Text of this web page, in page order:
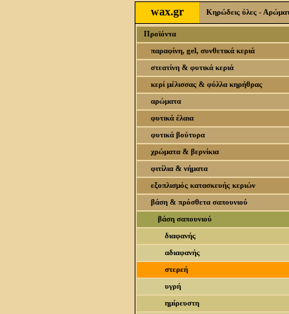
wax.gr Κηρώδεις ύλες -
Προϊόντα
παραφίνη, gel, συνθετικά κεριά
στεατίνη & φυτικά κεριά
κερί μέλισσας & φύλλα κηρήθρας
αρώματα
φυτικά έλαια
φυτικά βούτυρα
χρώματα & βερνίκια
φιτίλια & νήματα
εξοπλισμός κατασκευής κεριών
βάση & πρόσθετα σαπουνιού
βάση σαπουνιού
διαφανής
αδιαφανής
στερεή
υγρή
ημίρευστη